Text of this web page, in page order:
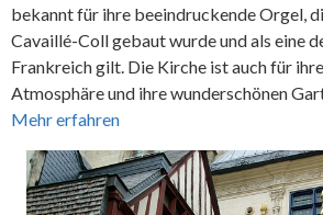
bekannt für ihre beeindruckende Orgel,
Cavaillé-Coll gebaut wurde und als eine
Frankreich gilt. Die Kirche ist auch für
Atmosphäre und ihre wunderschönen
Mehr erfahren